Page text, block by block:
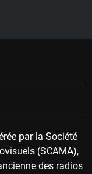
par la Société
(SCAMA),
des radios